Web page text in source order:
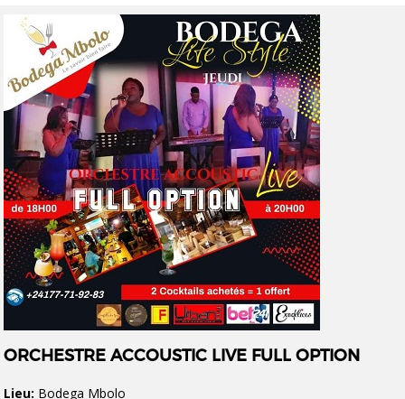
ORCHESTRE ACCOUSTIC LIVE FULL OPTION
Lieu: Bodega Mbolo